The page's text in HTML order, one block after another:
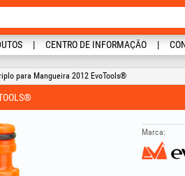
CENTRO DE INFORMAÇÃO
para Mangueira 2012 EvoTools®
Marca: